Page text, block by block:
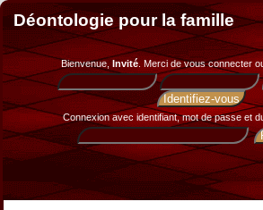
Déontologie pour la famille
Bienvenue, Invité. Merci devous connecter
Connexion avec identifiant, mot de passe et